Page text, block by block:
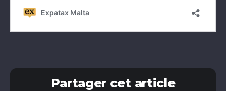
Partager cet article